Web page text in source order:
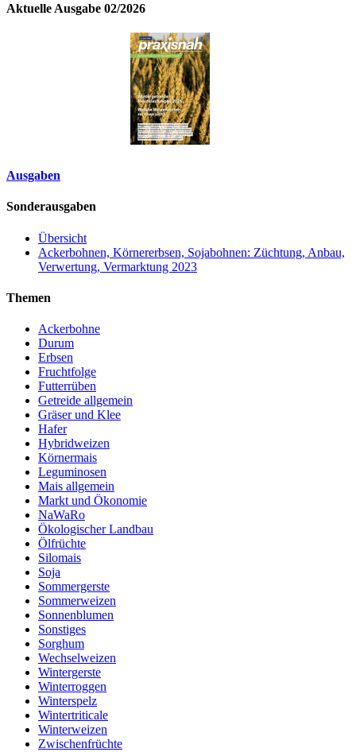
Aktuelle Ausgabe 02/2026
Ausgaben
Sonderausgaben
Übersicht
Ackerbohnen, Körnererbsen, Sojabohnen: Züchtung, Anbau,
Verwertung, Vermarktung 2023
Themen
Ackerbohne
Durum
Erbsen
Fruchtfolge
Futterrüben
Getreide allgemein
Gräser und Klee
Hafer
Hybridweizen
Körnermais
Leguminosen
Mais allgemein
Markt und Ökonomie
NaWaRo
Ökologischer Landbau
Ölfrüchte
Silomais
Soja
Sommergerste
Sommerweizen
Sonnenblumen
Sonstiges
Sorghum
Wechselweizen
Wintergerste
Winterroggen
Winterspelz
Wintertriticale
Winterweizen
Zwischenfrüchte